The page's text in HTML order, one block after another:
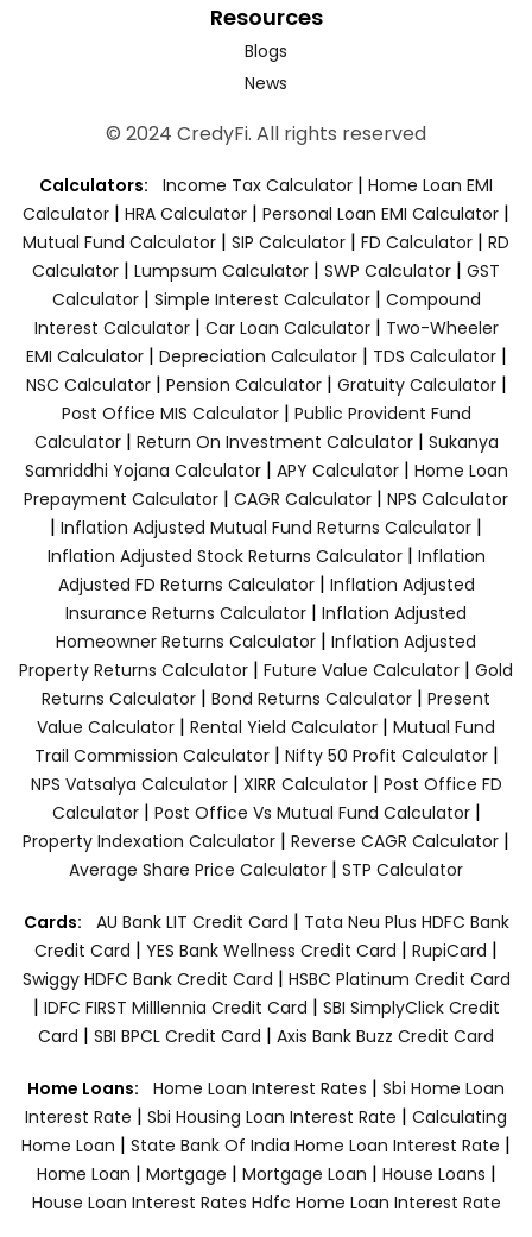
Resources
Blogs
News
© 2024 CredyFi. All rights reserved
Calculators: Income Tax Calculator | Home Loan EMI
Calculator | HRA Calculator | Personal Loan EMI Calculator |
Mutual Fund Calculator | SIP Calculator | FD Calculator | RD
Calculator | Lumpsum Calculator | SWP Calculator | GST
Calculator| Simple Interest Calculator| Compound
Interest Calculator| Car Loan Calculator| Two-Wheeler
EMI Calculator| Depreciation Calculator| TDS Calculator|
NSC Calculator| Pension Calculator| Gratuity Calculator|
Post Office MIS Calculator| Public Provident Fund
Calculator| Return On Investment Calculator| Sukanya
Samriddhi Yojana Calculator| APY Calculator| Home Loan
Prepayment Calculator | CAGR Calculator | NPS Calculator
| Inflation Adjusted Mutual Fund Returns Calculator |
Inflation Adjusted Stock Returns Calculator| Inflation
Adjusted FD Returns Calculator| Inflation Adjusted
Insurance Returns Calculator | Inflation Adjusted
Homeowner Returns Calculator | Inflation Adjusted
Property Returns Calculator | Future Value Calculator | Gold
Returns Calculator | Bond Returns Calculator | Present
Value Calculator | Rental Yield Calculator | Mutual Fund
Trail Commission Calculator| Nifty 50 Profit Calculator|
NPS Vatsalya Calculator| XIRR Calculator| Post Office FD
Calculator| Post Office Vs Mutual Fund Calculator|
Property Indexation Calculator | Reverse CAGR Calculator |
Average Share Price Calculator | STP Calculator
Cards: AU Bank LIT Credit Card | Tata Neu Plus HDFC Bank
Credit Card | YES Bank Wellness Credit Card | RupiCard |
Swiggy HDFC Bank Credit Card | HSBC Platinum Credit Card
| IDFC FIRST Milllennia Credit Card | SBI SimplyClick Credit
Card | SBI BPCL Credit Card | Axis Bank Buzz Credit Card
Home Loans: Home Loan Interest Rates | Sbi Home Loan
Interest Rate | Sbi Housing Loan Interest Rate | Calculating
Home Loan | State Bank Of India Home Loan Interest Rate |
Home Loan | Mortgage | Mortgage Loan | House Loans |
House Loan Interest Rates Hdfc Home Loan Interest Rate